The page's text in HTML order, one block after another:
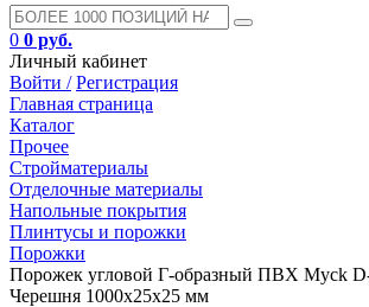
0 0 руб.
Личный кабинет
Войти / Регистрация
Главная страница
Каталог
Прочее
Стройматериалы
Отделочные материалы
Напольные покрытия
Плинтусы и порожки
Порожки
Порожек угловой Г-образный ПВХ Myck
Черешня 1000х25х25 мм